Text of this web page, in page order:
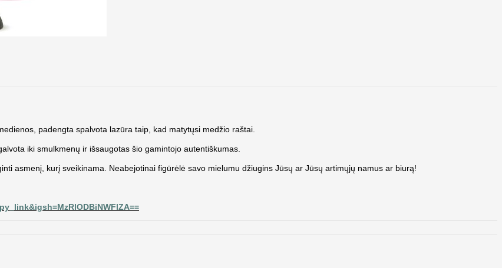
padengta spalvota lazūra taip, kad matytųsi medžio raštai.
iki smulkmenų ir išsaugotas šio gamintojo autentiškumas.
asmenį, kurį sveikinama. Neabejotinai figūrėlė savo mielumu džiugins Jūsų ar Jūsų artimųjų namus ar biurą!